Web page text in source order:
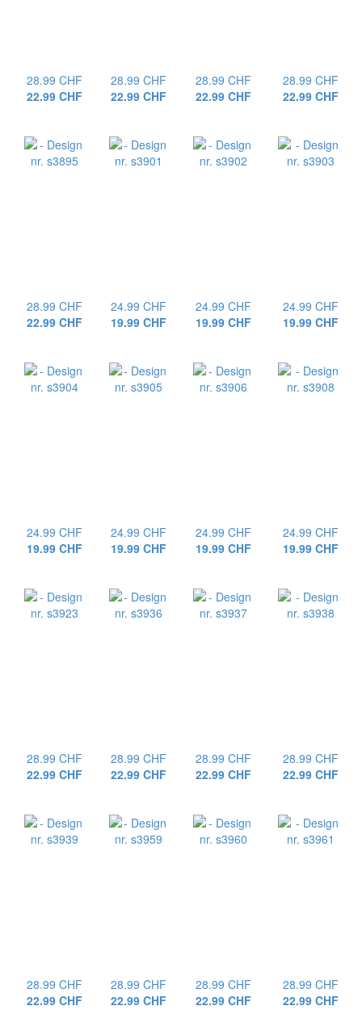
28.99 CHF
22.99 CHF
28.99 CHF
22.99 CHF
28.99 CHF
22.99 CHF
28.99 CHF
22.99 CHF
28.99 CHF
22.99 CHF
24.99 CHF
19.99 CHF
24.99 CHF
19.99 CHF
24.99 CHF
19.99 CHF
24.99 CHF
19.99 CHF
24.99 CHF
19.99 CHF
24.99 CHF
19.99 CHF
24.99 CHF
19.99 CHF
28.99 CHF
22.99 CHF
28.99 CHF
22.99 CHF
28.99 CHF
22.99 CHF
28.99 CHF
22.99 CHF
28.99 CHF
22.99 CHF
28.99 CHF
22.99 CHF
28.99 CHF
22.99 CHF
28.99 CHF
22.99 CHF